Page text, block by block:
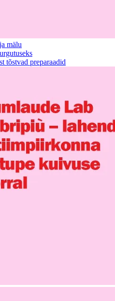
mälu
tõstvad preparaadid